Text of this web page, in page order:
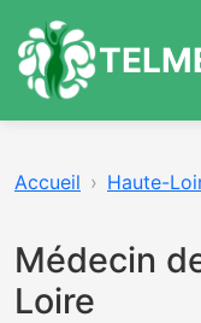
Accueil Haute-
Médecin
Loire